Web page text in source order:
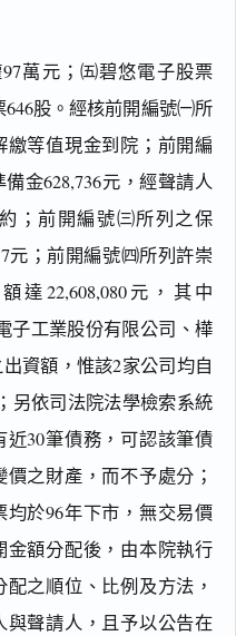
萬元；㈤碧悠電子股票
股。經核前開編號㈠所
等值現金到院；前開編
金628,736元，經聲請人
；前開編號㈢所列之保
元；前開編號㈣所列許崇
達22,608,080元，其中
子工業股份有限公司、樺
資額，惟該2家公司均自
另依司法院法學檢索系統
30筆債務，可認該筆債
之財產，而不予處分；
於96年下市，無交易價
額分配後，由本院執行
之順位、比例及方法，
聲請人，且予以公告在